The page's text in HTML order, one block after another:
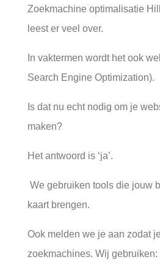
Zoekmachine optimalisatie
leest er veel over.
In vaktermen wordt het ook
Search Engine Optimization).
Is dat nu echt nodig om je
maken?
Het antwoord is ‘ja’.
We gebruiken tools die jouw
kaart brengen.
Ook melden we je aan zodat
zoekmachines. Wij gebruiken: